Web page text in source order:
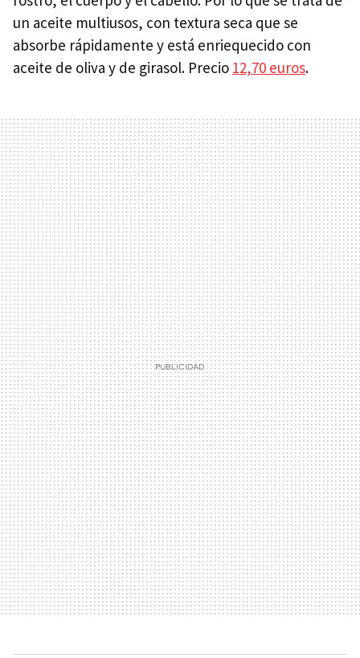
un aceite multiusos, con textura seca que se
absorbe rápidamente y está enriequecido con
aceite de oliva y de girasol. Precio 12,70 euros.